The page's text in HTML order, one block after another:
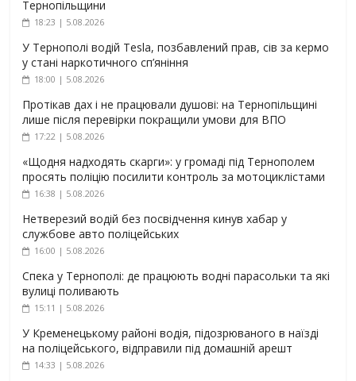
Тернопільщини
18:23 | 5.08.2026
У Тернополі водій Tesla, позбавлений прав, сів за кермо
у стані наркотичного сп’яніння
18:00 | 5.08.2026
Протікав дах і не працювали душові: на Тернопільщині
лише після перевірки покращили умови для ВПО
17:22 | 5.08.2026
«Щодня надходять скарги»: у громаді під Тернополем
просять поліцію посилити контроль за мотоциклістами
16:38 | 5.08.2026
Нетверезий водій без посвідчення кинув хабар у
службове авто поліцейських
16:00 | 5.08.2026
Спека у Тернополі: де працюють водні парасольки та які
вулиці поливають
15:11 | 5.08.2026
У Кременецькому районі водія, підозрюваного в наїзді
на поліцейського, відправили під домашній арешт
14:33 | 5.08.2026